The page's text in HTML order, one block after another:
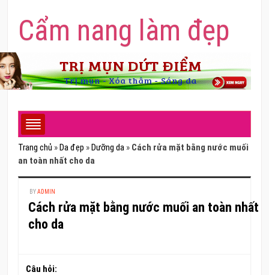
Cẩm nang làm đẹp
Trang chủ » Da đẹp » Dưỡng da » Cách rửa mặt bằng nước muối
an toàn nhất cho da
BYADMIN
Cách rửa mặt bằng nước muối an toàn nhất
cho da
Câu hỏi: